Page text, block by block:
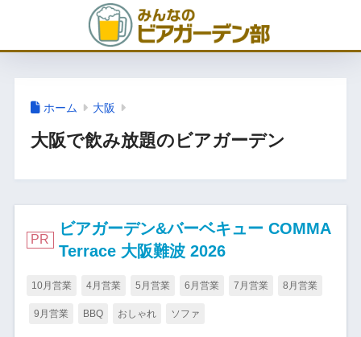
ホーム 大阪
大阪で飲み放題のビアガーデン
PR
ビアガーデン&バーベキュー COMMA
Terrace 大阪難波 2026
10月営業 4月営業 5月営業 6月営業 7月営業 8月営業
9月営業 BBQ おしゃれ ソファ